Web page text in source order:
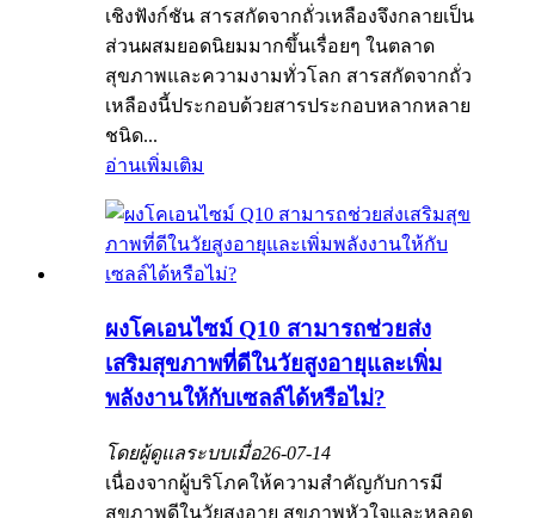
เชิงฟังก์ชัน สารสกัดจากถั่วเหลืองจึงกลายเป็น
ส่วนผสมยอดนิยมมากขึ้นเรื่อยๆ ในตลาด
สุขภาพและความงามทั่วโลก สารสกัดจากถั่ว
เหลืองนี้ประกอบด้วยสารประกอบหลากหลาย
ชนิด...
อ่านเพิ่มเติม
ผงโคเอนไซม์ Q10 สามารถช่วยส่ง
เสริมสุขภาพที่ดีในวัยสูงอายุและเพิ่ม
พลังงานให้กับเซลล์ได้หรือไม่?
โดยผู้ดูแลระบบเมื่อ26-07-14
เนื่องจากผู้บริโภคให้ความสำคัญกับการมี
สุขภาพดีในวัยสูงอายุ สุขภาพหัวใจและหลอด